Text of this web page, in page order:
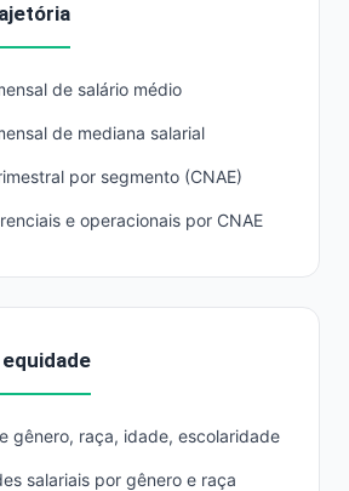
de salário médio
de mediana salarial
por segmento (CNAE)
e operacionais por CNAE
gênero, raça, idade, escolaridade
salariais por gênero e raça